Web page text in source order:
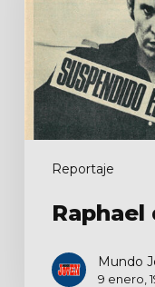
Reportaje
Raphael
Mundo
9 enero,